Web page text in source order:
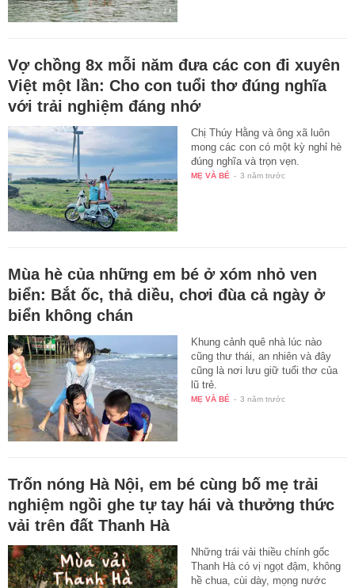
Vợ chồng 8x mỗi năm đưa các con đi xuyên
Việt một lần: Cho con tuổi thơ đúng nghĩa
với trải nghiệm đáng nhớ
Chị Thúy Hằng và ông xã luôn
mong các con có một kỳ nghỉ hè
đúng nghĩa và trọn vẹn.
MẸ VÀ BÉ - 3 năm trước
Mùa hè của những em bé ở xóm nhỏ ven
biển: Bắt ốc, thả diều, chơi đùa cả ngày ở
biển không chán
Khung cảnh quê nhà lúc nào
cũng thư thái, an nhiên và đây
cũng là nơi lưu giữ tuổi thơ của
lũ trẻ.
MẸ VÀ BÉ - 3 năm trước
Trốn nóng Hà Nội, em bé cùng bố mẹ trải
nghiệm ngồi ghe tự tay hái và thưởng thức
vải trên đất Thanh Hà
Những trái vải thiều chính gốc
Thanh Hà có vị ngọt đậm, không
hề chua, cùi dày, mọng nước